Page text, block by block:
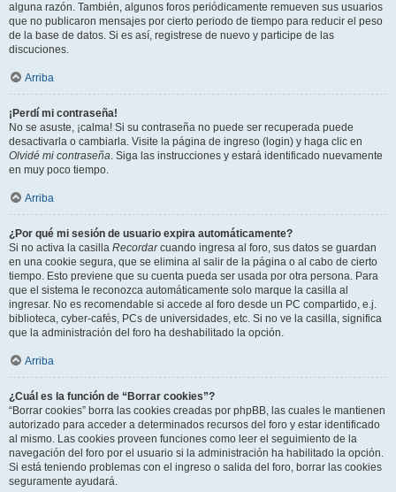
alguna razón. También, algunos foros periódicamente remueven sus usuarios
que no publicaron mensajes por cierto periodo de tiempo para reducir el peso
de la base de datos. Si es así, registrese de nuevo y participe de las
discuciones.
Arriba
¡Perdí mi contraseña!
No se asuste, ¡calma! Si su contraseña no puede ser recuperada puede
desactivarla o cambiarla. Visite la página de ingreso (login) y haga clic en
Olvidé mi contraseña. Siga las instrucciones y estará identificado nuevamente
en muy poco tiempo.
Arriba
¿Por qué mi sesión de usuario expira automáticamente?
Si no activa la casilla Recordarcuando ingresa al foro, sus datos se guardan
en una cookie segura, que se elimina al salir de la página o al cabo de cierto
tiempo. Esto previene que su cuenta pueda ser usada por otra persona. Para
que el sistema le reconozca automáticamente solo marque la casilla al
ingresar. No es recomendable si accede al foro desde un PC compartido, e.j.
biblioteca, cyber-cafés, PCs de universidades, etc. Si no ve la casilla, significa
que la administración del foro ha deshabilitado la opción.
Arriba
¿Cuál es la función de “Borrar cookies”?
“Borrar cookies” borra las cookies creadas por phpBB, las cuales le mantienen
autorizado para acceder a determinados recursos del foro y estar identificado
al mismo. Las cookies proveen funciones como leer el seguimiento de la
navegación del foro por el usuario si la administración ha habilitado la opción.
Si está teniendo problemas con el ingreso o salida del foro, borrar las cookies
seguramente ayudará.